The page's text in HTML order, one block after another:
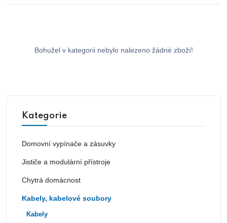
Bohužel v kategorii nebylo nalezeno žádné zboží!
Kategorie
Domovní vypínače a zásuvky
Jističe a modulární přístroje
Chytrá domácnost
Kabely, kabelové soubory
Kabely